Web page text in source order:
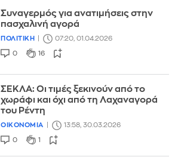
Συναγερμός για ανατιμήσεις στην
πασχαλινή αγορά
ΠΟΛΙΤΙΚΗ 07:20, 01.04.2026
0 16
ΣΕΚΛΑ: Οι τιμές ξεκινούν από το
χωράφι και όχι από τη Λαχαναγορά
του Ρέντη
ΟΙΚΟΝΟΜΙΑ 13:58, 30.03.2026
0 1